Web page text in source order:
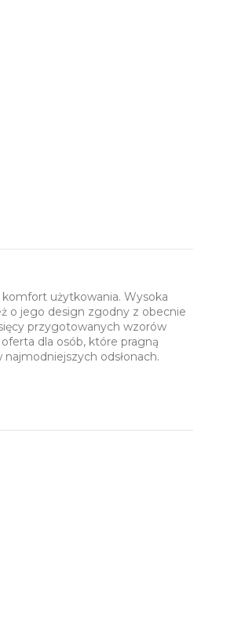
użytkowania. Wysoka
o jego design zgodny z obecnie
przygotowanych wzorów
dla osób, które pragną
odsłonach.